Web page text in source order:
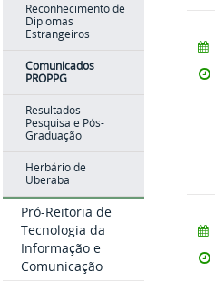
Reconhecimento de
Diplomas
Estrangeiros
Comunicados
PROPPG
Resultados -
Pesquisa e Pós-
Graduação
Herbário de
Uberaba
Pró-Reitoria de
Tecnologia da
Informação e
Comunicação